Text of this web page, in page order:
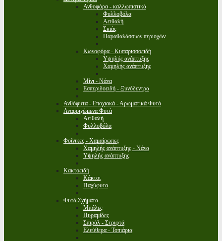
Ανθοφόρα - καλλωπιστικά
Φυλλοβόλα
Αειθαλή
Σκιάς
Παραθαλάσσιων περιοχών
Κωνοφόρα - Κυπαρισσοειδή
Υψηλής ανάπτυξης
Χαμηλής ανάπτυξης
Μίνι - Νάνα
Εσπεριδοειδή - Ξυνόδεντρα
Ανθόφυτα - Εποχιακά - Αρωματικά Φυτά
Αναρριχώμενα Φυτά
Αειθαλή
Φυλλοβόλα
Φοίνικες - Χαμαίρωπες
Χαμηλής ανάπτυξης - Νάνα
Υψηλής ανάπτυξης
Κακτοειδή
Κάκτοι
Παχύφυτα
Φυτά Σχήματα
Μπάλες
Πυραμίδες
Σπιράλ - Στριφτά
Ελεύθερα - Τοπιάρια